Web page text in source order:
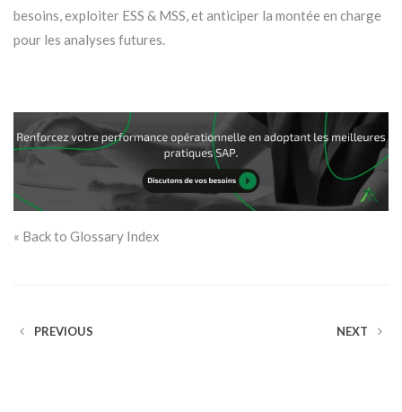
besoins, exploiter ESS & MSS, et anticiper la montée en charge
pour les analyses futures.
« Back to Glossary Index
PREVIOUS NEXT